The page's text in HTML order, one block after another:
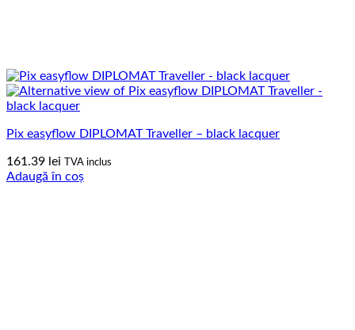
Pix easyflow DIPLOMAT Traveller – black lacquer
161.39 lei TVA inclus
Adaugă în coș